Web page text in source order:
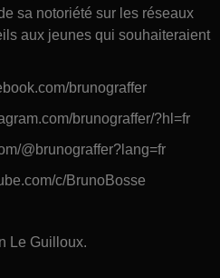
sa notoriété sur les réseaux
aux jeunes qui souhaiteraient
brunograffer
brunograffer/?hl=fr
@brunograffer?lang=fr
c/BrunoBosse
Le Guilloux.